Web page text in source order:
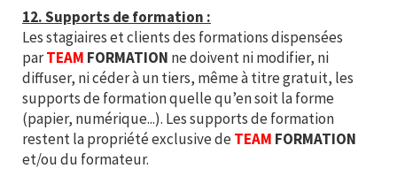
12. Supports de formation :
Les stagiaires et clients des formations dispensées
parTEAM FORMATION ne doivent ni modifier, ni
diffuser, ni céder à un tiers, même à titre gratuit, les
supports de formation quelle qu’en soit la forme
(papier, numérique...). Les supports de formation
restent la propriété exclusive deTEAM FORMATION
et/ou du formateur.